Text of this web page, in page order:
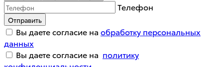
Телефон
Отправить
Вы даете согласие на обработку персональных
данных
Вы даете согласие на политику